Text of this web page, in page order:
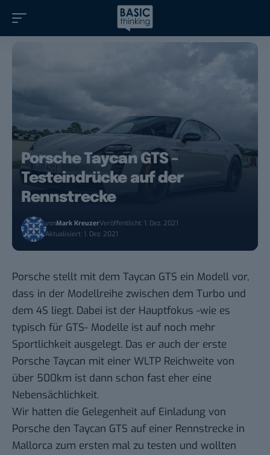
Porsche Taycan GTS –
Testeindrücke auf der
Rennstrecke
vonMark KreuzerVeröffentlicht: 1. Dez. 2021
Aktualisiert: 1. Dez. 2021
Porsche stellt mit dem Taycan GTS ein Modell vor,
dass in der Modellreihe zwischen dem Turbo und
dem 4S liegt. Dabei ist der Hauptfokus -wie es
typisch für GTS- Modelle ist auf noch mehr
Sportlichkeit ausgelegt. Das er auch der erste
Porsche Taycan mit einer WLTP Reichweite von
über 500km ist dann schon fast eher eine
Nebensächlichkeit.
Wir hatten die Gelegenheit auf Einladung von
Porsche den Taycan GTS auf einer Rennstrecke in
Mallorca zum ersten mal zu testen und wollten